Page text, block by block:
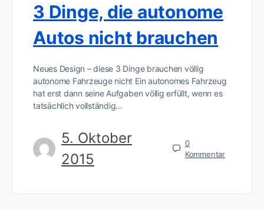
3 Dinge, die autonome
Autos nicht brauchen
Neues Design – diese 3 Dinge brauchen völlig
autonome Fahrzeuge nicht Ein autonomes Fahrzeug
hat erst dann seine Aufgaben völlig erfüllt, wenn es
tatsächlich vollständig…
5. Oktober
2015
0
Kommentar